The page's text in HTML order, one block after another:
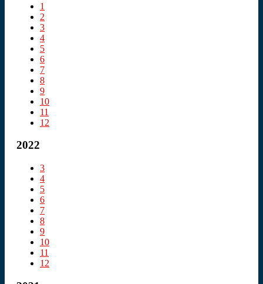
1
2
3
4
5
6
7
8
9
10
11
12
2022
3
4
5
6
7
8
9
10
11
12